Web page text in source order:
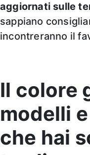
aggiornati sulle
sappiano
incontreranno il
Il colore
modelli
che hai